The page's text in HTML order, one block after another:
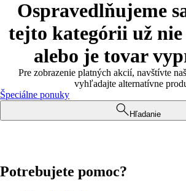
Ospravedlňujeme
tejto kategórii už
alebo je tovar
Pre zobrazenie platných akcií, navštívte
vyhľadajte alternatívne
Špeciálne ponuky
Hľadanie
Potrebujete pomoc?